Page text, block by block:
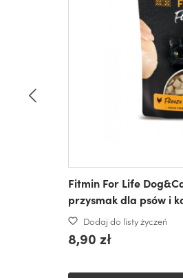
Fitmin For Life
przysmak dla psów i
Dodaj do listy życzeń
8,90 zł